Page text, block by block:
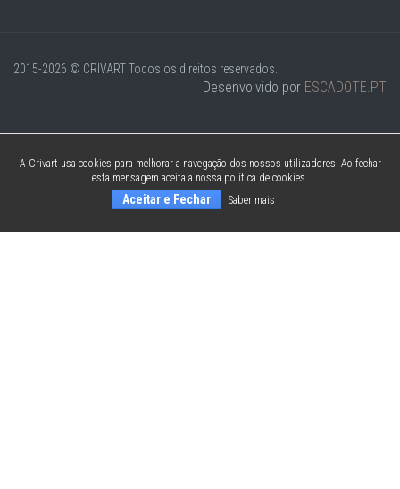
2015-2026 © CRIVARTTodos os direitos reservados.
Desenvolvido por ESCADOTE.PT
A Crivart usa cookies para melhorar a navegação dos nossos utilizadores. Ao fechar
esta mensagem aceita a nossa política de cookies.
Aceitar e Fechar Saber mais